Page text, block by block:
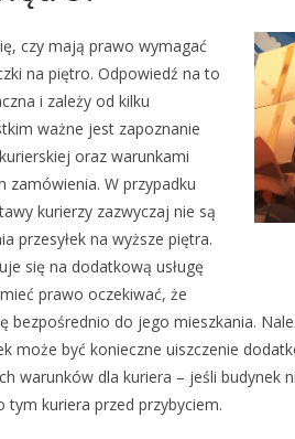
czy mają prawo wymagać
na piętro. Odpowiedź na to
i zależy od kilku
ważne jest zapoznanie
oraz warunkami
zamówienia. W przypadku
kurierzy zazwyczaj nie są
przesyłek na wyższe piętra.
się na dodatkową usługę
prawo oczekiwać, że
bezpośrednio do jego mieszkania.
może być konieczne uiszczenie
warunków dla kuriera – jeśli budynek
tym kuriera przed przybyciem.